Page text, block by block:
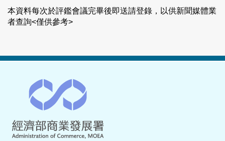
本資料每次於評鑑會議完畢後即送請登錄，以供新聞媒體業
者查詢<僅供參考>